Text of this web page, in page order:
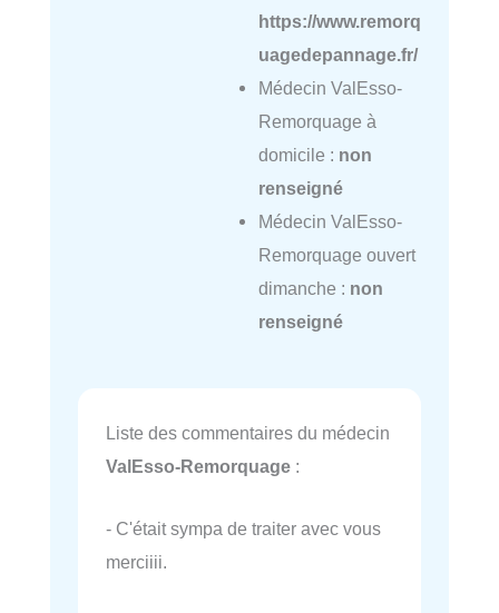
https://www.remorq
uagedepannage.fr/
Médecin ValEsso-
Remorquage à
domicile : non
renseigné
Médecin ValEsso-
Remorquage ouvert
dimanche : non
renseigné
Liste des commentaires du médecin
ValEsso-Remorquage :
- C'était sympa de traiter avec vous
merciiii.